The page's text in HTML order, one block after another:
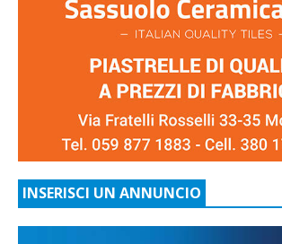
INSERISCI UN ANNUNCIO